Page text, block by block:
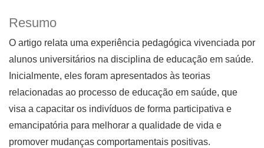
Resumo
O artigo relata uma experiência pedagógica vivenciada por
alunos universitários na disciplina de educação em saúde.
Inicialmente, eles foram apresentados às teorias
relacionadas ao processo de educação em saúde, que
visa a capacitar os indivíduos de forma participativa e
emancipatória para melhorar a qualidade de vida e
promover mudanças comportamentais positivas.